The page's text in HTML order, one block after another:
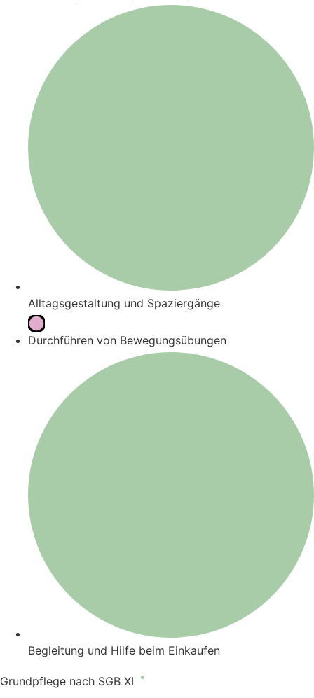
Alltagsgestaltung und Spaziergänge
Durchführen von Bewegungsübungen
Begleitung und Hilfe beim Einkaufen
Grundpflege nach SGB XI